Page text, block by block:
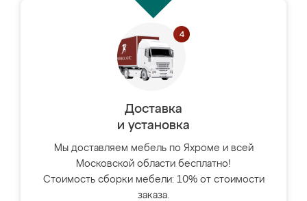
Доставка
и установка
Мы доставляем мебель по Яхроме и всей
Московской области бесплатно!
Стоимость сборки мебели: 10% от стоимости
заказа.